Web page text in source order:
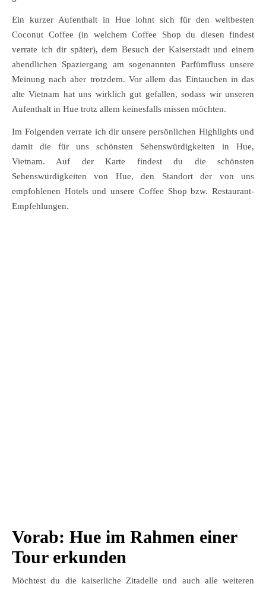
Ein kurzer Aufenthalt in Hue lohnt sich für den weltbesten
Coconut Coffee (in welchem Coffee Shop du diesen findest
verrate ich dir später), dem Besuch der Kaiserstadt und einem
abendlichen Spaziergang am sogenannten Parfümfluss unsere
Meinung nach aber trotzdem. Vor allem das Eintauchen in das
alte Vietnam hat uns wirklich gut gefallen, sodass wir unseren
Aufenthalt in Hue trotz allem keinesfalls missen möchten.
Im Folgenden verrate ich dir unsere persönlichen Highlights und
damit die für uns schönsten Sehenswürdigkeiten in Hue,
Vietnam. Auf der Karte findest du die schönsten
Sehenswürdigkeiten von Hue, den Standort der von uns
empfohlenen Hotels und unsere Coffee Shop bzw. Restaurant-
Empfehlungen.
Vorab: Hue im Rahmen einer
Tour erkunden
Möchtest du die kaiserliche Zitadelle und auch alle weiteren